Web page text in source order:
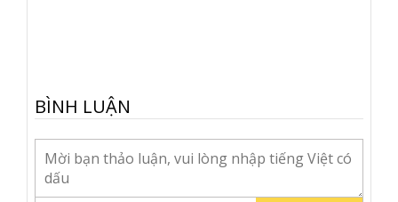
BÌNH LUẬN